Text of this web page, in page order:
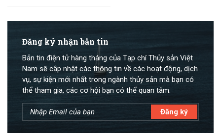
tôm cổng trại rơi tự do.
Đăng ký nhận bản tin
Bản tin điện tử hàng tháng của Tạp chí Thủy sản Việt
Nam sẽ cập nhật các thông tin về các hoạt động, dịch
vụ, sự kiện mới nhất trong ngành thủy sản mà bạn có
thể tham gia, các cơ hội bạn có thể quan tâm.